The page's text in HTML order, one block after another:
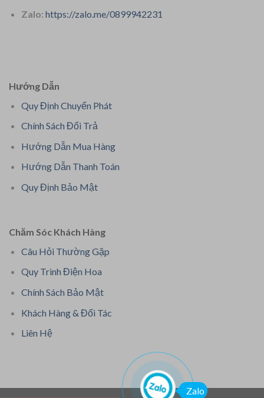
Zalo: https://zalo.me/0899942231
Hướng Dẫn
Quy Định Chuyển Phát
Chính Sách Đổi Trả
Hướng Dẫn Mua Hàng
Hướng Dẫn Thanh Toán
Quy Định Bảo Mật
Chăm Sóc Khách Hàng
Câu Hỏi Thường Gặp
Quy Trình Điện Hoa
Chính Sách Bảo Mật
Khách Hàng & Đối Tác
Liên Hệ
Zalo